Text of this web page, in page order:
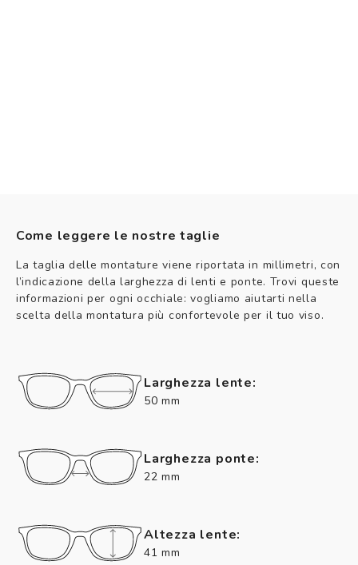
Come leggere le nostre taglie
La taglia delle montature viene riportata in millimetri, con
l’indicazione della larghezza di lenti e ponte. Trovi queste
informazioni per ogni occhiale: vogliamo aiutarti nella
scelta della montatura più confortevole per il tuo viso.
Larghezza lente:
50 mm
Larghezza ponte:
22 mm
Altezza lente:
41 mm